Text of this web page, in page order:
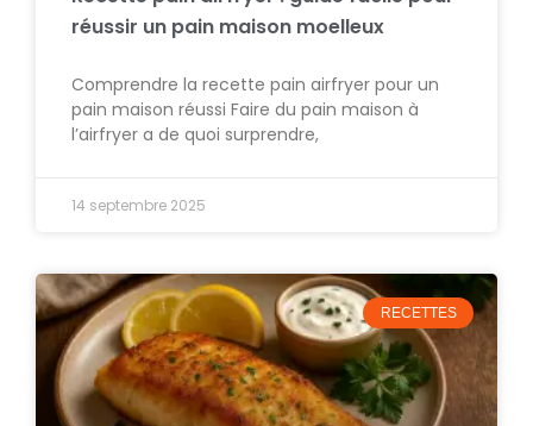
réussir un pain maison moelleux
Comprendre la recette pain airfryer pour un
pain maison réussi Faire du pain maison à
l’airfryer a de quoi surprendre,
14 septembre 2025
RECETTES